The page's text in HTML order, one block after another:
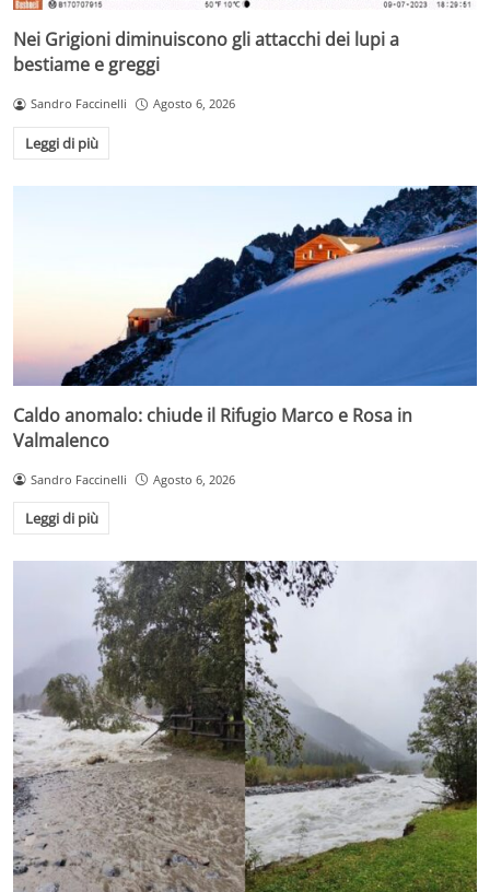
Nei Grigioni diminuiscono gli attacchi dei lupi a
bestiame e greggi
Sandro Faccinelli Agosto 6, 2026
Leggi di più
Caldo anomalo: chiude il Rifugio Marco e Rosa in
Valmalenco
Sandro Faccinelli Agosto 6, 2026
Leggi di più